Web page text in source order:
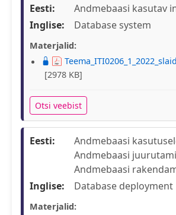
Eesti:
Andmebaasi kasutav
Inglise:
Database system
Materjalid:
[2978 KB]
Otsi veebist
Eesti:
Andmebaasi
Andmebaasi
Andmebaasi
Inglise:
Database deployment
Materjalid: